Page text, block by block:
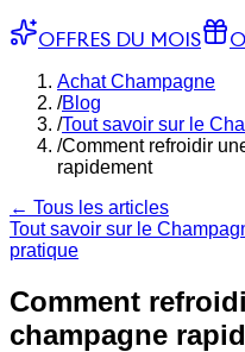
OFFRES DU MOIS
Achat Champagne
/Blog
/Tout savoir sur le
/Comment refroidir
rapidement
← Tous les articles
Tout savoir sur le
pratique
Comment
champagne